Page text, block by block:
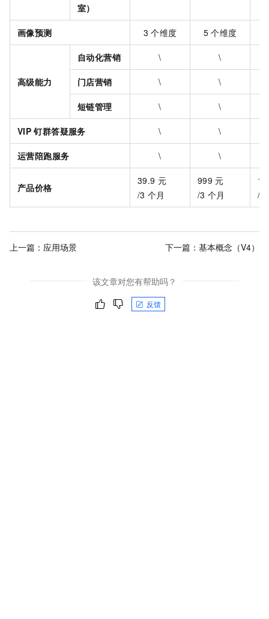
室）
画像预测 3 个维度 5 个维度
高级能力
自动化营销 \ \
门店营销 \ \
短链管理 \ \
VIP 钉群答疑服务 \ \
运营陪跑服务 \ \
产品价格
39.9 元
/3 个月
999 元
/3 个月
/3
上一篇： 应用场景 下一篇： 基本概念（V4）
该文章对您有帮助吗？
反馈